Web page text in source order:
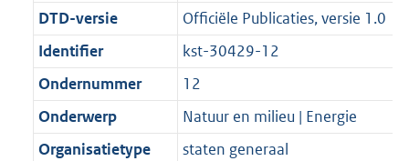
b
DTD-versie
Officiële Publicaties, versie 1.0
Identifier
kst-30429-12
Ondernummer
12
Onderwerp
Natuur en milieu | Energie
Organisatietype
staten generaal